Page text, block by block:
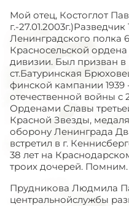
Мой отец, Костоглот
г.-
Ленинградского полка
Красносельской
дивизии. Был призван в
ст.Батуринская
финской кампании 1939
отечественной войны с
Орденами Славы
Красной Звезды,
оборону Ленинграда
встретил в г.
38 лет на
троих дочерей.
Прудникова Людмила
центральнойслужбы